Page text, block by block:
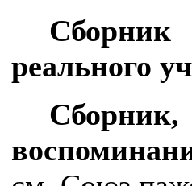
реального